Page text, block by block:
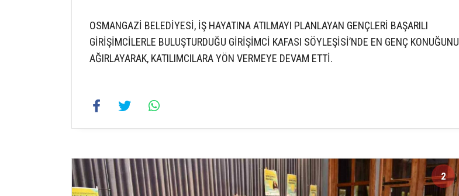
OSMANGAZİ BELEDİYESİ, İŞ HAYATINA ATILMAYI PLANLAYAN GENÇLERİ BAŞARILI
GİRİŞİMCİLERLE BULUŞTURDUĞU GİRİŞİMCİ KAFASI SÖYLEŞİSİ’NDE EN GENÇ KONUĞUNU
AĞIRLAYARAK, KATILIMCILARA YÖN VERMEYE DEVAM ETTİ.
2